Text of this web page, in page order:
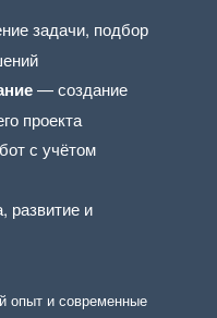
задачи, подбор
— создание
проекта
с учётом
и
опыт и современные